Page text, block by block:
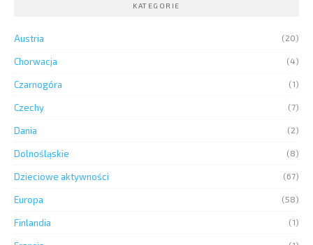
KATEGORIE
Austria (20)
Chorwacja (4)
Czarnogóra (1)
Czechy (7)
Dania (2)
Dolnośląskie (8)
Dzieciowe aktywności (67)
Europa (58)
Finlandia (1)